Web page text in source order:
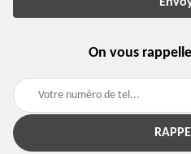
On vous